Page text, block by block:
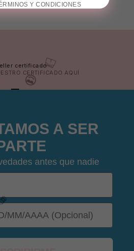
Y CONDICIONES
certificado
CERTIFICADO AQUÍ
IR AL ARTÍCULO 1
A SER
antes que nadie
🩳
😎